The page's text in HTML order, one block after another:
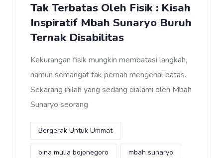
Tak Terbatas Oleh Fisik : Kisah
Inspiratif Mbah Sunaryo Buruh
Ternak Disabilitas
Kekurangan fisik mungkin membatasi langkah,
namun semangat tak pernah mengenal batas.
Sekarang inilah yang sedang dialami oleh Mbah
Sunaryo seorang
Bergerak Untuk Ummat
bina mulia bojonegoro mbah sunaryo